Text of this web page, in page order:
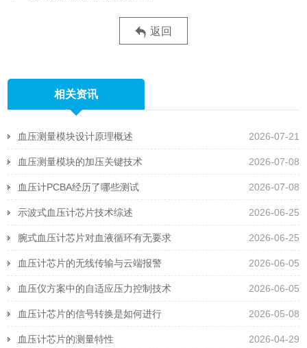
返回
相关资讯
2026-07-21
血压测量模块设计原理概述
2026-07-08
血压测量模块的加压关键技术
2026-07-08
血压计PCBA经历了哪些测试
2026-06-25
示波式血压计芯片技术综述
2026-06-25
腕式血压计芯片对血液循环有无要求
2026-06-05
血压计芯片的无线传输与云端报警
2026-06-05
血压仪方案中的自适应压力控制技术
2026-05-08
血压计芯片的信号转换是如何进行
2026-04-29
血压计芯片的测量特性